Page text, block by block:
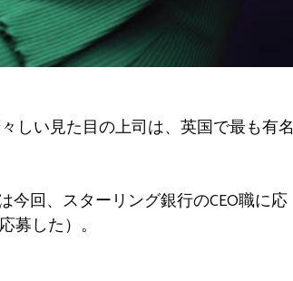
しい見た目の上司は、英国で最も有名
今回、スターリング銀行のCEO職に応
募した）。